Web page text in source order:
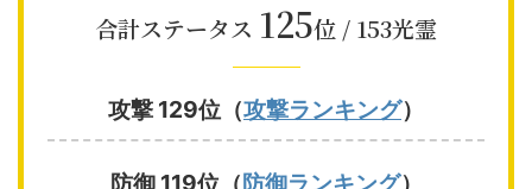
合計ステータス 125位 / 153光霊
攻撃 129位（攻撃ランキング）
防御 119位（防御ランキング）